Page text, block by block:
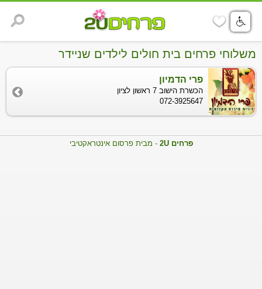
משלוחי פרחים בית חולים לילדים שניידר
פרי הדמיון
הכשרת הישוב 7 ראשון לציון
072-3925647
פרחים 2U - מבית פרסום אינטראקטיבי